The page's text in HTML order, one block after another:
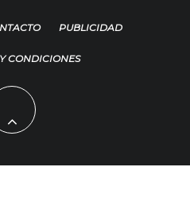
PUBLICIDAD
CONDICIONES